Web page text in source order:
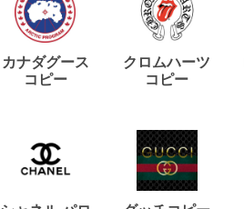
カナダグース
コピー
クロムハーツ
コピー